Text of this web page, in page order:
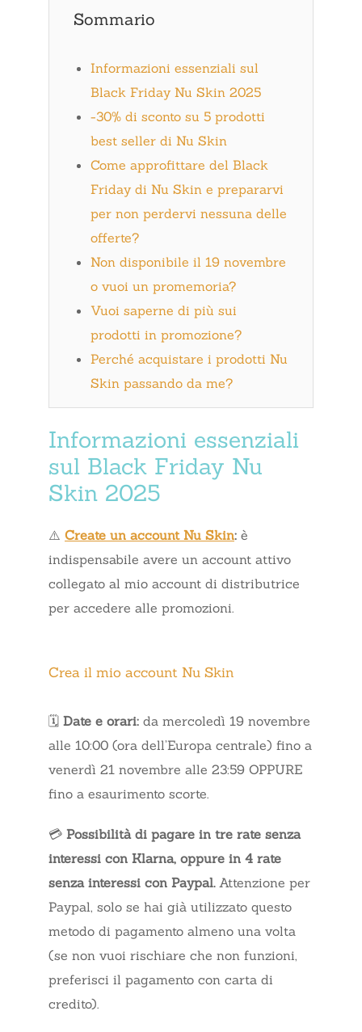
Sommario
Informazioni essenziali sul
Black Friday Nu Skin 2025
-30% di sconto su 5 prodotti
best seller di Nu Skin
Come approfittare del Black
Friday di Nu Skin e prepararvi
per non perdervi nessuna delle
offerte?
Non disponibile il 19 novembre
o vuoi un promemoria?
Vuoi saperne di più sui
prodotti in promozione?
Perché acquistare i prodotti Nu
Skin passando da me?
Informazioni essenziali
sul Black Friday Nu
Skin 2025
⚠️ Create un account Nu Skin: è
indispensabile avere un account attivo
collegato al mio account di distributrice
per accedere alle promozioni.
Crea il mio account Nu Skin
🗓️ Date e orari: da mercoledì 19 novembre
alle 10:00 (ora dell’Europa centrale) fino a
venerdì 21 novembre alle 23:59 OPPURE
fino a esaurimento scorte.
💳 Possibilità di pagare in tre rate senza
interessi con Klarna, oppure in 4 rate
senza interessi con Paypal.Attenzione per
Paypal, solo se hai già utilizzato questo
metodo di pagamento almeno una volta
(se non vuoi rischiare che non funzioni,
preferisci il pagamento con carta di
credito).